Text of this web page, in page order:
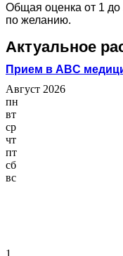
Общая оценка от 1 до
по желанию.
Актуальное
Прием в ABC
Август 2026
пн
вт
ср
чт
пт
сб
вс
1